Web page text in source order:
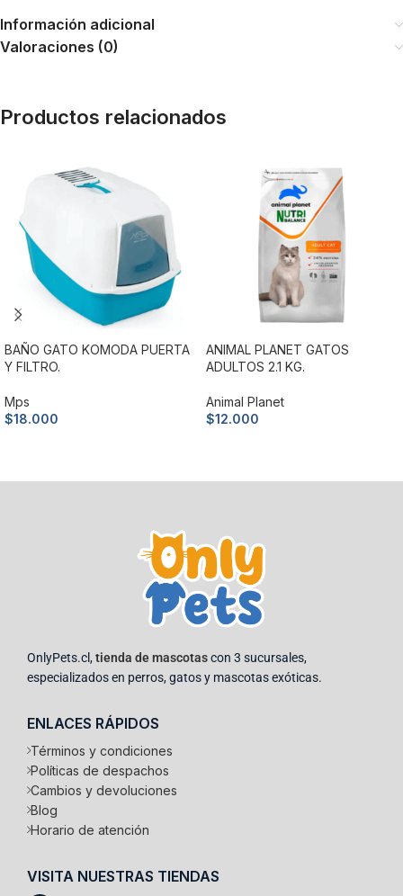
Información adicional
Valoraciones (0)
Productos relacionados
BAÑO GATO KOMODA PUERTA
Y FILTRO.
Mps
$18.000
ANIMAL PLANET GATOS
ADULTOS 2.1 KG.
Animal Planet
$12.000
OnlyPets.cl,tienda de mascotascon 3 sucursales,
especializados en perros, gatos y mascotas exóticas.
ENLACES RÁPIDOS
Términos y condiciones
Políticas de despachos
Cambios y devoluciones
Blog
Horario de atención
VISITA NUESTRAS TIENDAS